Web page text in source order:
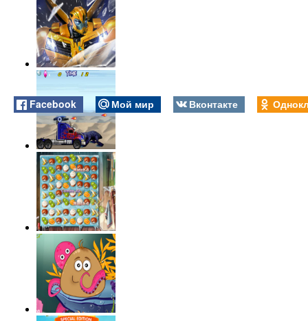
Facebook Мой мир Вконтакте